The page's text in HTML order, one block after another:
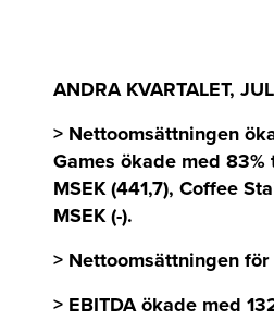
ANDRA KVARTALET,
> Nettoomsättningen
Games ökade med
MSEK (441,7), Coffee
MSEK (-).
> Nettoomsättningen
> EBITDA ökade med